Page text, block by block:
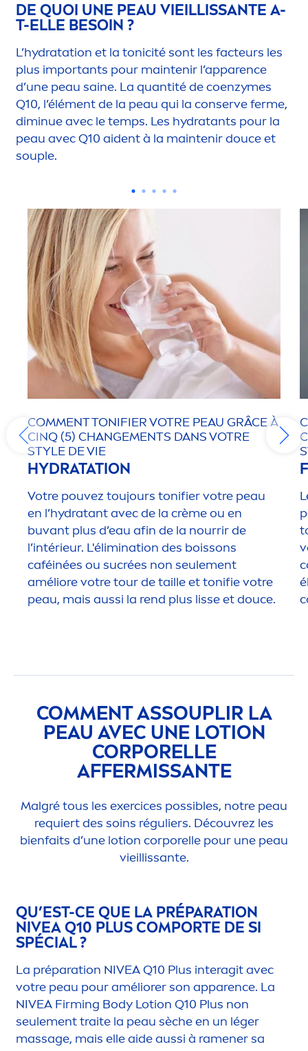
DE QUOI UNE PEAU VIEILLISSANTE A-
T-ELLE BESOIN ?
L’hydratation et la tonicité sont les facteurs les
plus importants pour maintenir l’apparence
d’une peau saine. La quantité de coenzymes
Q10, l’élément de la peau qui la conserve ferme,
diminue avec le temps. Les hydratants pour la
peau avec Q10 aident à la maintenir douce et
souple.
COMMENT TONIFIER VOTRE PEAU GRÂCE À
CINQ (5) CHANGEMENTS DANS VOTRE
STYLE DE VIE
HYDRATATION
Votre pouvez toujours tonifier votre peau
en l’hydratant avec de la crème ou en
buvant plus d’eau afin de la nourrir de
l’intérieur. L'élimination des boissons
caféinées ou sucrées non seulement
améliore votre tour de taille et tonifie votre
peau, mais aussi la rend plus lisse et douce.
COMMENT ASSOUPLIR LA
PEAU AVEC UNE LOTION
CORPORELLE
AFFERMISSANTE
Malgré tous les exercices possibles, notre peau
requiert des soins réguliers. Découvrez les
bienfaits d’une lotion corporelle pour une peau
vieillissante.
QU’EST-CE QUE LA PRÉPARATION
NIVEAQ10 PLUS COMPORTE DE SI
SPÉCIAL ?
La préparation NIVEAQ10 Plus interagit avec
votre peau pour améliorer son apparence. La
NIVEA Firming Body Lotion Q10 Plus non
seulement traite la peau sèche en un léger
massage, mais elle aide aussi à ramener sa